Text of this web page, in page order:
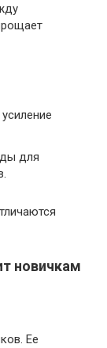
для
новичкам
Ее